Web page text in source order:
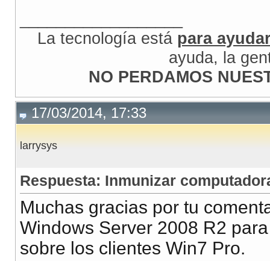
La tecnología está para
ayuda, la
NO PERDAMOS
17/03/2014, 17:33
larrysys
Respuesta: Inmunizar
Muchas gracias por tu
Windows Server 2008 R2
sobre los clientes Win7 Pro.